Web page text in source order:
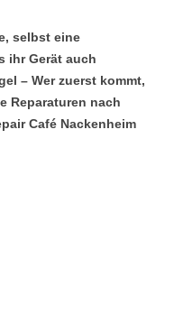
selbst eine
ihr Gerät auch
– Wer zuerst kommt,
Reparaturen nach
Café Nackenheim